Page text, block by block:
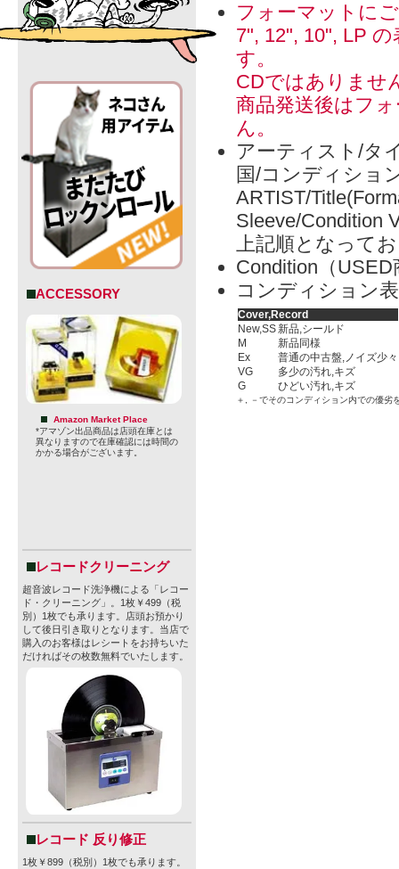
ACCESSORY
Amazon Market Place
*アマゾン出品商品は店頭在庫とは
異なりますので在庫確認には時間の
かかる場合がございます。
レコードクリーニング
超音波レコード洗浄機による「レコー
ド・クリーニング」。1枚￥499（税
別）1枚でも承ります。店頭お預かり
して後日引き取りとなります。当店で
購入のお客様はレシートをお持ちいた
だければその枚数無料でいたします。
レコード 反り修正
1枚￥899（税別）1枚でも承ります。
フォーマットに
7", 12", 10", LP
す。
CDではありませ
商品発送後はフ
ん。
アーティスト/タ
国/コンディショ
ARTIST/
Sleeve/Condition
上記順となって
Condition（
コンディション
Cover,Record
New,SS新品,シールド
M
新品同様
Ex
普通の中古盤,ノイズ少々
VG
多少の汚れ,キズ
G
ひどい汚れ,キズ
＋, －でそのコンディション内での優劣